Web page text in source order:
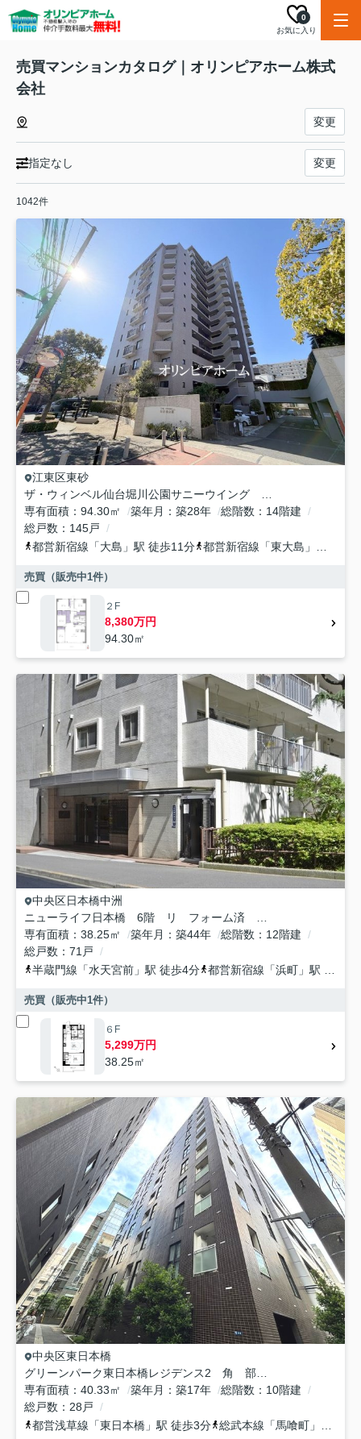
お気に入り
0
売買マンションカタログ｜オリンピアホーム株式
会社
変更
指定なし 変更
1042件
江東区東砂
専有面積
94.30㎡ 築年月 築28年 総階数
14階建
総戸数
145戸
都営新宿線 「大島 」駅 徒歩11分 都営新宿線 「東大島 」駅 徒歩12分
売買（販売中1件）
２F
8,380万円
94.30㎡
中央区日本橋中洲
ニューライフ日本橋 6階 リ フォーム済 家具付
専有面積
38.25㎡ 築年月 築44年 総階数
12階建
総戸数
71戸
半蔵門線 「水天宮前 」駅 徒歩4分 都営新宿線 「浜町 」駅 徒歩9分
売買（販売中1件）
６F
5,299万円
38.25㎡
中央区東日本橋
グリーンパーク東日本橋レジデンス2 角 部屋 リ フォーム済
専有面積
40.33㎡ 築年月 築17年 総階数
10階建
総戸数
28戸
都営浅草線 「東日本橋 」駅 徒歩3分 総武本線 「馬喰町 」駅 徒歩4分